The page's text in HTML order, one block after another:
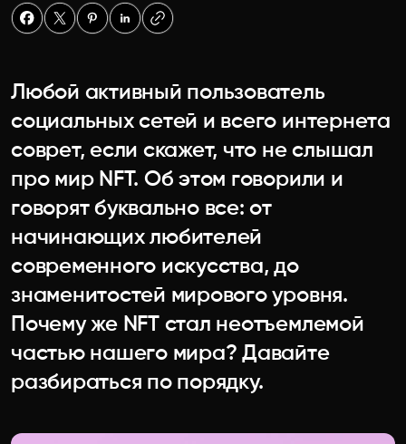
Любой активный пользователь
социальных сетей и всего интернета
соврет, если скажет, что не слышал
про мир NFT. Об этом говорили и
говорят буквально все: от
начинающих любителей
современного искусства, до
знаменитостей мирового уровня.
Почему же NFT стал неотъемлемой
частью нашего мира? Давайте
разбираться по порядку.